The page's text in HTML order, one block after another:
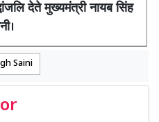
देते मुख्यमंत्री नायब सिंह
Saini